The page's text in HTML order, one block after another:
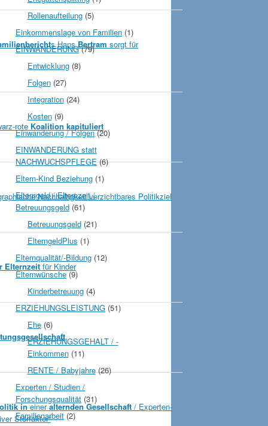
s HansBertram sorgt für
rote Koalition kapituliert
Nachhaltigkeit verzichtbares Politikziel
Elternzeit für Kinder
ineineralternden Gesellschaft / Experten-
Störfaktor“
Rollenaufteilung(5)
Einkommenslage von Familien (1)
EINWANDERUNG(79)
Entwicklung(8)
Folgen(27)
Integration(24)
Kosten(9)
Einwanderung / Folgen(20)
EINWANDERUNG statt
NACHWUCHSPFLEGE(6)
Eltern-Kind Beziehung (1)
Elterngeld / Elternzeit /
Betreuungsgeld (61)
Betreuungsgeld(21)
ElterngeldPlus (1)
Elternqualität/-Bildung (12)
Elternwünsche(9)
Kinderbetreuung(4)
ERZIEHUNGSLEISTUNG (51)
Ehe(6)
ERZIEHUNGSGEHALT / -
Einkommen(11)
RENTE / Babyjahre(26)
Experten / Studien /
Forschungsqualität (31)
Familienarbeit (2)